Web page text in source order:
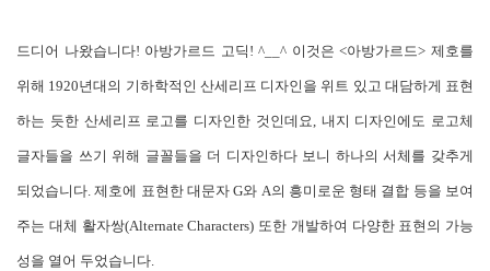
드디어 나왔습니다! 아방가르드 고딕! ^__^ 이것은 <아방가르드> 제호를
위해 1920년대의 기하학적인 산세리프 디자인을 위트 있고 대담하게 표현
하는 듯한 산세리프 로고를 디자인한 것인데요, 내지 디자인에도 로고체
글자들을 쓰기 위해 글꼴들을 더 디자인하다 보니 하나의 서체를 갖추게
되었습니다. 제호에 표현한 대문자 G와 A의 흥미로운 형태 결합 등을 보여
주는 대체 활자쌍(Alternate Characters) 또한 개발하여 다양한 표현의 가능
성을 열어 두었습니다.